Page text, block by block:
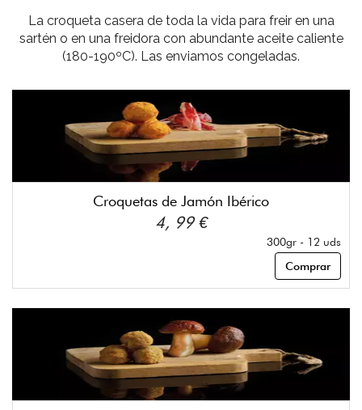
La croqueta casera de toda la vida para freir en una
sartén o en una freidora con abundante aceite caliente
(180-190ºC). Las enviamos congeladas.
Croquetas de Jamón Ibérico
4, 99 €
300gr - 12 uds
Comprar